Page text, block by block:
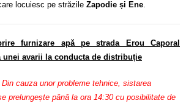
locuiesc pe străzile Zapodie și Ene
furnizare apă pe strada Erou Caporal
unei avarii la conducta de distribuție
Din cauza unor probleme tehnice, sistarea
prelungește până la ora 14:30 cu posibilitate de